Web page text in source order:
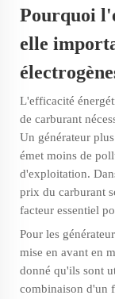
Pourquoi
elle
L'efficacité
de carburant
Un générateur
émet moins de
d'exploitation.
prix du carburant
facteur essentiel
Pour les
mise en avant en
donné qu'ils sont
combinaison d'un